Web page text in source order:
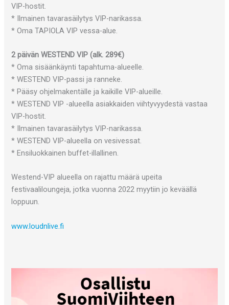
VIP-hostit.
* Ilmainen tavarasäilytys VIP-narikassa.
* Oma TAPIOLA VIP vessa-alue.
2 päivän WESTEND VIP (alk. 289€)
* Oma sisäänkäynti tapahtuma-alueelle.
* WESTEND VIP-passi ja ranneke.
* Pääsy ohjelmakentälle ja kaikille VIP-alueille.
* WESTEND VIP -alueella asiakkaiden viihtyvyydestä vastaa
VIP-hostit.
* Ilmainen tavarasäilytys VIP-narikassa.
* WESTEND VIP-alueella on vesivessat.
* Ensiluokkainen buffet-illallinen.
Westend-VIP alueella on rajattu määrä upeita
festivaaliloungeja, jotka vuonna 2022 myytiin jo keväällä
loppuun.
www.loudnlive.fi